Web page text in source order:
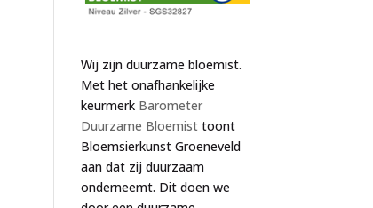
Wij zijn duurzame bloemist.
Met het onafhankelijke
keurmerk Barometer
Duurzame Bloemist toont
Bloemsierkunst Groeneveld
aan dat zij duurzaam
onderneemt. Dit doen we